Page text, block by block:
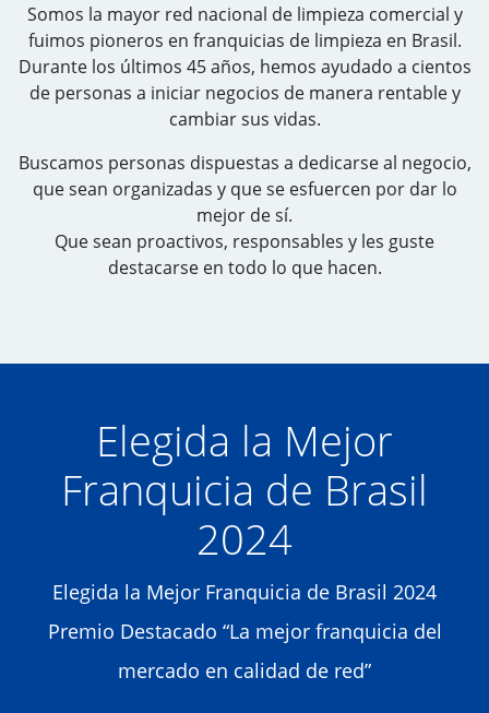
Somos la mayor red nacional de limpieza comercial y
fuimos pioneros en franquicias de limpieza en Brasil.
Durante los últimos 45 años, hemos ayudado a cientos
de personas a iniciar negocios de manera rentable y
cambiar sus vidas.
Buscamos personas dispuestas a dedicarse al negocio,
que sean organizadas y que se esfuercen por dar lo
mejor de sí.
Que sean proactivos, responsables y les guste
destacarse en todo lo que hacen.
Elegida la Mejor
Franquicia de Brasil
2024
Elegida la Mejor Franquicia de Brasil 2024
Premio Destacado “La mejor franquicia del
mercado en calidad de red”